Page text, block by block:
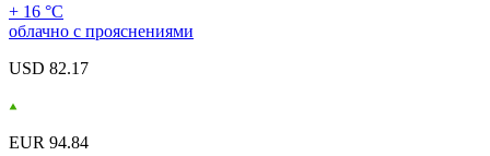
+ 16 °С
облачно с прояснениями
USD 82.17
EUR 94.84